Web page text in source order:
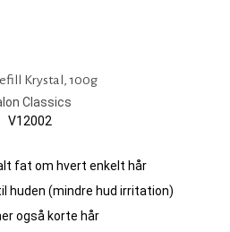
Krystal, 100g
Classics
V12002
fat om hvert enkelt hår
huden (mindre hud irritation)
også korte hår